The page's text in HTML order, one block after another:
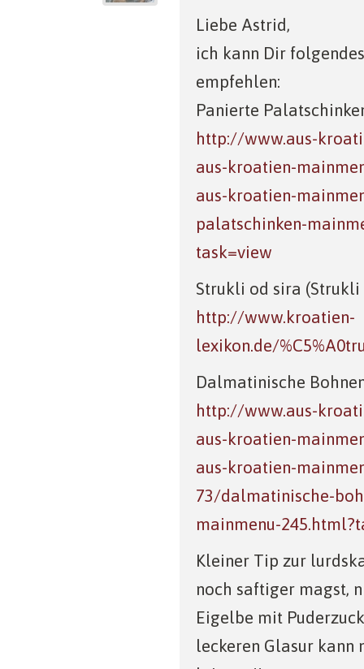
Liebe Astrid,
ich kann Dir
empfehlen:
Panierte
http://www.aus-
aus-kroatien-
aus-kroatien-
palatschinken-
task=view
Strukli od sira (Strukli
http://www.kroatien-
lexikon.de/
Dalmatinische
http://www.aus-
aus-kroatien-
aus-kroatien-
73/dalmatinische-
mainmenu-
Kleiner Tip zur
noch saftiger magst,
Eigelbe mit
leckeren Glasur kann